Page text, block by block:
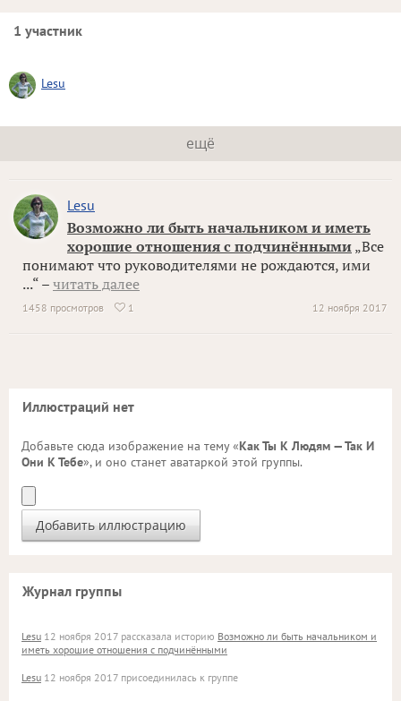
1 участник
Lesu
ещё
Lesu
Возможно ли быть начальником и иметь
хорошие отношения с подчинёнными „Все
понимают что руководителями не рождаются, ими
...“ – читать далее
12 ноября 2017
1458 просмотров  1
Иллюстраций нет
Добавьте сюда изображение на тему «Как Ты К Людям — Так И
Они К Тебе», и оно станет аватаркой этой группы.
Журнал группы
Lesu 12 ноября 2017 рассказала историю Возможно ли быть начальником и
иметь хорошие отношения с подчинёнными
Lesu 12 ноября 2017 присоединилась к группе